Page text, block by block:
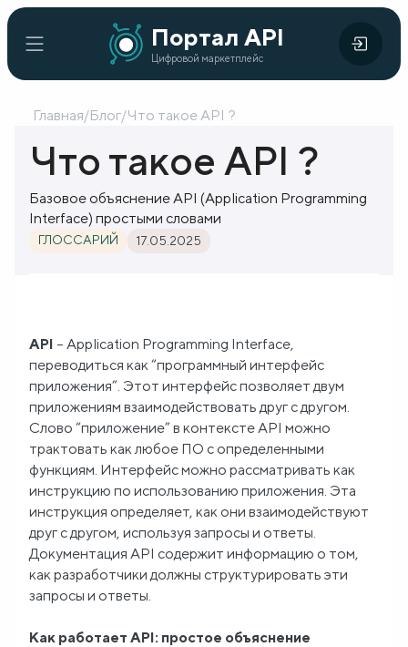
Портал API
Цифровой маркетплейс
Портал
API
Цифровой
маркетплейс
Главная
Каталог
API
Готовые
решения
Блог
О
нас
FAQ
Главная/Блог/Что такое API ?
Что такое API ?
Базовое объяснение API (Application Programming
Interface) простыми словами
ГЛОССАРИЙ 17.05.2025
API – Application Programming Interface,
переводиться как “программный интерфейс
приложения”. Этот интерфейс позволяет двум
приложениям взаимодействовать друг с другом.
Слово “приложение” в контексте API можно
трактовать как любое ПО с определенными
функциям. Интерфейс можно рассматривать как
инструкцию по использованию приложения. Эта
инструкция определяет, как они взаимодействуют
друг с другом, используя запросы и ответы.
Документация API содержит информацию о том,
как разработчики должны структурировать эти
запросы и ответы.
Как работает API: простое объяснение